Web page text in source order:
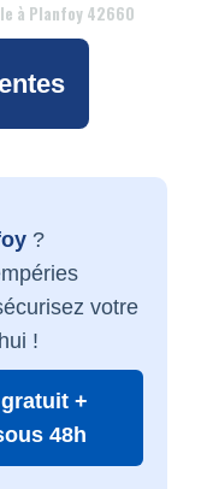
à Planfoy 42660
?
votre
!
+
48h